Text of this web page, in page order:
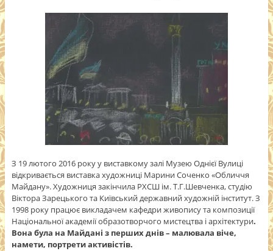
З 19 лютого 2016 року у виставкому залі Музею Однієї Вулиці
відкривається виставка художниці Марини Соченко «Обличчя
Майдану». Художниця закінчила РХСШ ім. Т.Г.Шевченка, студію
Віктора Зарецького та Київський державний художній інститут. З
1998 року працює викладачем кафедри живопису та композиції
Національної академії образотворчого мистецтва і архітектури.
Вона була на Майдані з перших днів – малювала віче,
намети, портрети активістів.